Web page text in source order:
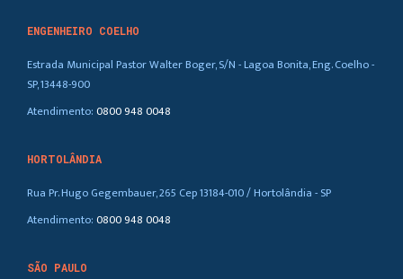
ENGENHEIRO COELHO
Estrada Municipal Pastor Walter Boger, S/N - Lagoa Bonita, Eng. Coelho -
SP, 13448-900
Atendimento:0800 948 0048
HORTOLÂNDIA
Rua Pr. Hugo Gegembauer, 265 Cep 13184-010 / Hortolândia - SP
Atendimento:0800 948 0048
SÃO PAULO